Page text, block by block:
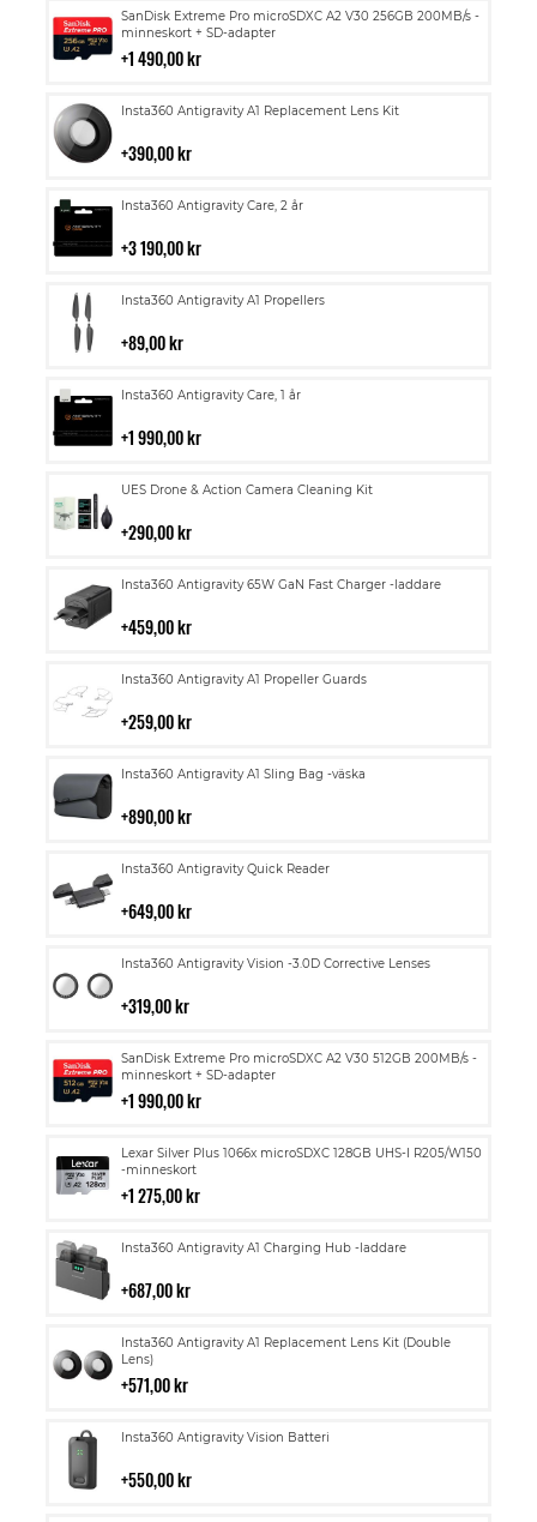
SanDisk Extreme Pro microSDXC A2 V30 256GB 200MB/s -
minneskort + SD-adapter
1 490,00 kr
Lägg
till
i
Insta360 Antigravity A1 Replacement Lens Kit
390,00 kr
Lägg
i
Insta360 Antigravity Care, 2 år
3 190,00 kr
Lägg
i
Insta360 Antigravity A1 Propellers
89,00 kr
Lägg
i
Insta360 Antigravity Care, 1 år
1 990,00 kr
Lägg
i
UES Drone & Action Camera Cleaning Kit
290,00 kr
Lägg
i
Insta360 Antigravity 65W GaN Fast Charger -laddare
459,00 kr
Lägg
i
Insta360 Antigravity A1 Propeller Guards
259,00 kr
Lägg
i
Insta360 Antigravity A1 Sling Bag -väska
890,00 kr
Lägg
i
Insta360 Antigravity Quick Reader
649,00 kr
Lägg
i
Insta360 Antigravity Vision -3.0D Corrective Lenses
319,00 kr
Lägg
i
SanDisk Extreme Pro microSDXC A2 V30 512GB 200MB/s -
minneskort + SD-adapter
1 990,00 kr
Lägg
till
i
Lexar Silver Plus 1066x microSDXC 128GB UHS-I R205/W150
-minneskort
1 275,00 kr
Lägg
till
i
Insta360 Antigravity A1 Charging Hub -laddare
687,00 kr
Lägg
i
Insta360 Antigravity A1 Replacement Lens Kit (Double
Lens)
571,00 kr
Lägg
till
i
Insta360 Antigravity Vision Batteri
550,00 kr
Lägg
i